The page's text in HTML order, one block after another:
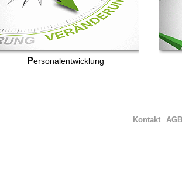
Personalentwicklung
AGB
Kontakt